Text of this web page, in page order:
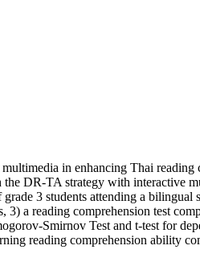
in enhancing Thai
DR-TA strategy with interactive
3 students attending a
a reading comprehension test
Smirnov Test and t-test for
reading comprehension ability